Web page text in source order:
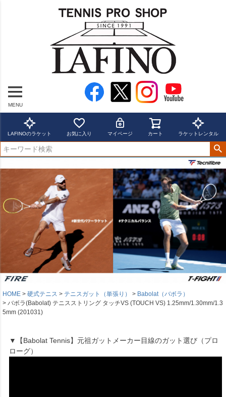
MENU
LAFINOのラケット お気に入り マイページ カート ラケットレンタル
HOME 硬式テニス テニスガット（単張り）
Babolat（バボラ）
バボラ(Babolat) テニスストリング タッチVS (TOUCH VS) 1.25mm/1.30mm/1.3
5mm (201031)
▼【Babolat Tennis】元祖ガットメーカー目線のガット選び（プロ
ローグ）